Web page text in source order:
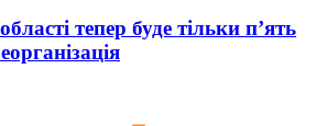
тепер буде тільки п’ять